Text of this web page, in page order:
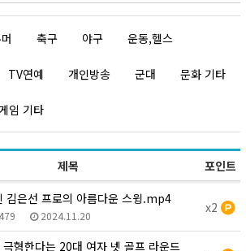
축구 야구 운동,헬스
TV연예 개인방송 군대 문화 기타
게임 기타
제목
포인트
김은선 프로의 아름다운 스윙.mp4
479 2024.11.20
x2
혐한다는 20대 여자 넷 골프 라운드